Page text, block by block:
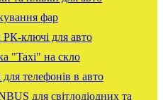
фар
РК-ключі для авто
"Taxi" на скло
для телефонів в авто
для світлодіодних та